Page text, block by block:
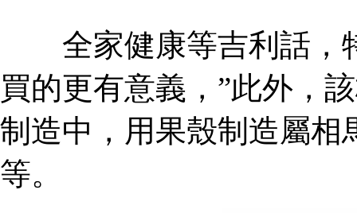
全家健康等吉利話，
買的更有意義，”此外，
制造中，用果殼制造屬相
等。